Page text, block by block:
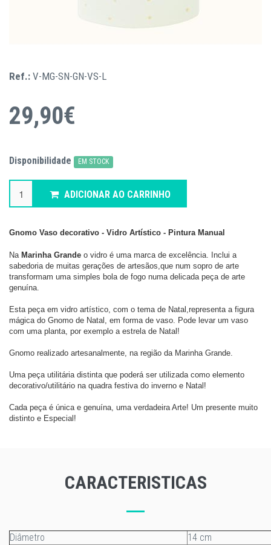
Ref.: V-MG-SN-GN-VS-L
29,90€
Disponibilidade EM STOCK
ADICIONAR AO CARRINHO
Gnomo Vaso decorativo - Vidro Artístico - Pintura Manual
Na Marinha Grande o vidro é uma marca de excelência. Inclui a
sabedoria de muitas gerações de artesãos,que num sopro de arte
transformam uma simples bola de fogo numa delicada peça de arte
genuína.
Esta peça em vidro artístico, com o tema de Natal,representa a figura
mágica do Gnomo de Natal, em forma de vaso. Pode levar um vaso
com uma planta, por exemplo a estrela de Natal!
Gnomo realizado artesanalmente, na região da Marinha Grande.
Uma peça utilitária distinta que poderá ser utilizada como elemento
decorativo/utilitário na quadra festiva do inverno e Natal!
Cada peça é única e genuína, uma verdadeira Arte! Um presente muito
distinto e Especial!
CARACTERISTICAS
Diâmetro
14 cm